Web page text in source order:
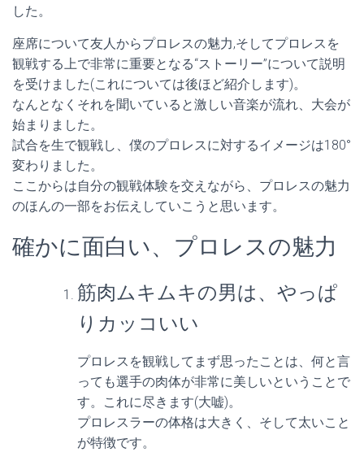
した。
座席について友人からプロレスの魅力,そしてプロレスを
観戦する上で非常に重要となる“ストーリー”について説明
を受けました(これについては後ほど紹介します)。
なんとなくそれを聞いていると激しい音楽が流れ、大会が
始まりました。
試合を生で観戦し、僕のプロレスに対するイメージは180°
変わりました。
ここからは自分の観戦体験を交えながら、プロレスの魅力
のほんの一部をお伝えしていこうと思います。
確かに面白い、プロレスの魅力
筋肉ムキムキの男は、やっぱ
りカッコいい
プロレスを観戦してまず思ったことは、何と言
っても選手の肉体が非常に美しいということで
す。これに尽きます(大嘘)。
プロレスラーの体格は大きく、そして太いこと
が特徴です。